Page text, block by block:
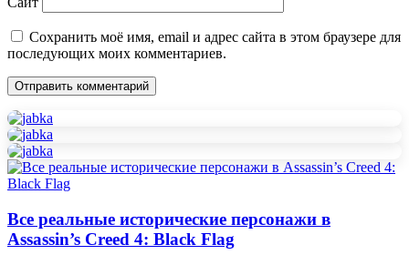
Сохранить моё имя, email и адрес сайта в этом браузере для
последующих моих комментариев.
Все реальные исторические персонажи в
Assassin’s Creed 4: Black Flag